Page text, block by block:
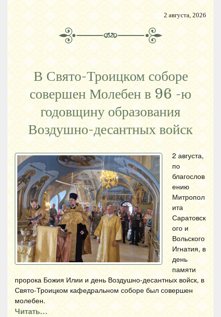
2 августа, 2026
В Свято-Троицком соборе
совершен Молебен в 96 -ю
годовщину образования
Воздушно-десантных войск
2 августа,
по
благослов
ению
Митропол
ита
Саратовск
ого и
Вольского
Игнатия, в
день
памяти
пророка Божия Илии и день Воздушно-десантных войск, в
Свято-Троицком кафедральном соборе был совершен
молебен.
Читать…